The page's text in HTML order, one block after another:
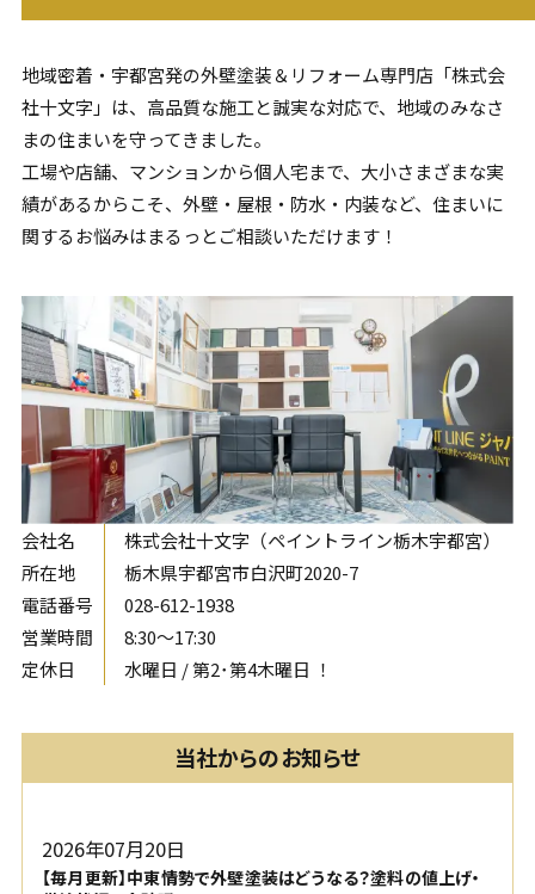
地域密着・ 宇都宮発の外壁塗装＆リフォーム専門店「株式会
社十文字」は、高品質な施工と誠実な対応で、地域のみなさ
まの住まいを守ってきました。
工場や店舗、マンションから個人宅まで、大小さまざまな実
績があるからこそ、外壁・屋根・防水・内装など、住まいに
関するお悩みはまるっとご相談いただけます！
会社名
株式会社十文字（ペイントライン栃木宇都宮）
所在地
栃木県宇都宮市白沢町2020-7
電話番号
028-612-1938
営業時間
8:30〜17:30
定休日
水曜日 / 第2･第4木曜日 ！
当社からのお知らせ
2026年07月20日
【毎月更新】中東情勢で外壁塗装はどうなる？塗料の値上げ・